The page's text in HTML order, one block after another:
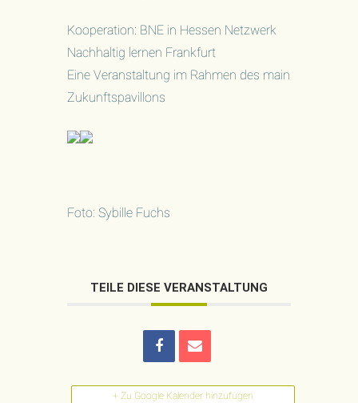
Kooperation: BNE in Hessen Netzwerk
Nachhaltig lernen Frankfurt
Eine Veranstaltung im Rahmen des main
Zukunftspavillons
Foto: Sybille Fuchs
TEILE DIESE VERANSTALTUNG
+ Zu Google Kalender hinzufügen